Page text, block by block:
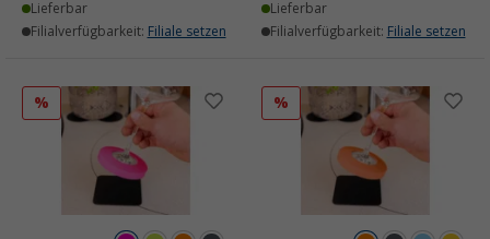
Lieferbar
Filialverfügbarkeit: Filiale setzen
Lieferbar
Filialverfügbarkeit: Filiale setzen
% %